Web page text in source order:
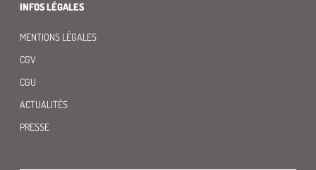
INFOS LÉGALES
MENTIONS LÉGALES
CGV
CGU
ACTUALITÉS
PRESSE